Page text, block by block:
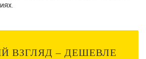
ВЗГЛЯД – ДЕШЕВЛЕ